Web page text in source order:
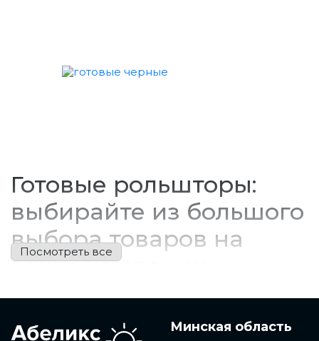
Готовые рольшторы:
выбирайте из большого
выбора товаров на
сайте компании
создания уюта в комнате. Компания предлагает
Минская область